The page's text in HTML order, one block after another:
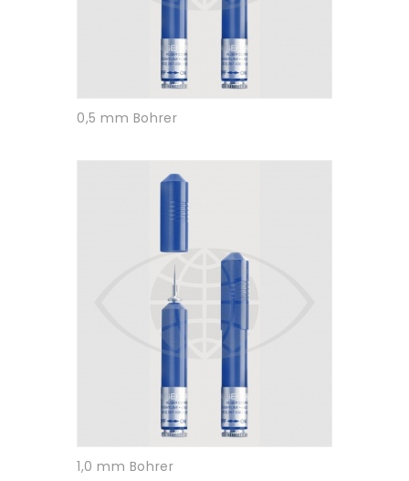
0,5 mm Bohrer
1,0 mm Bohrer